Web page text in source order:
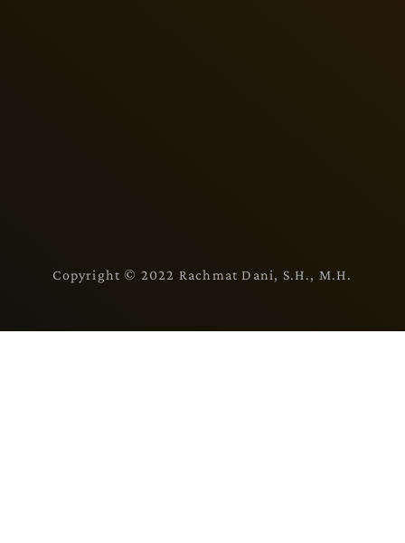
Copyright © 2022 Rachmat Dani, S.H., M.H.